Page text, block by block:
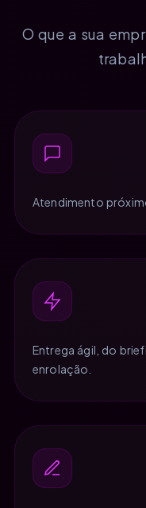
O que a sua
Atendimento
Entrega ágil, do
enrolação.